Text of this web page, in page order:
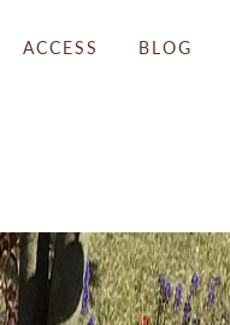
ACCESS BLOG